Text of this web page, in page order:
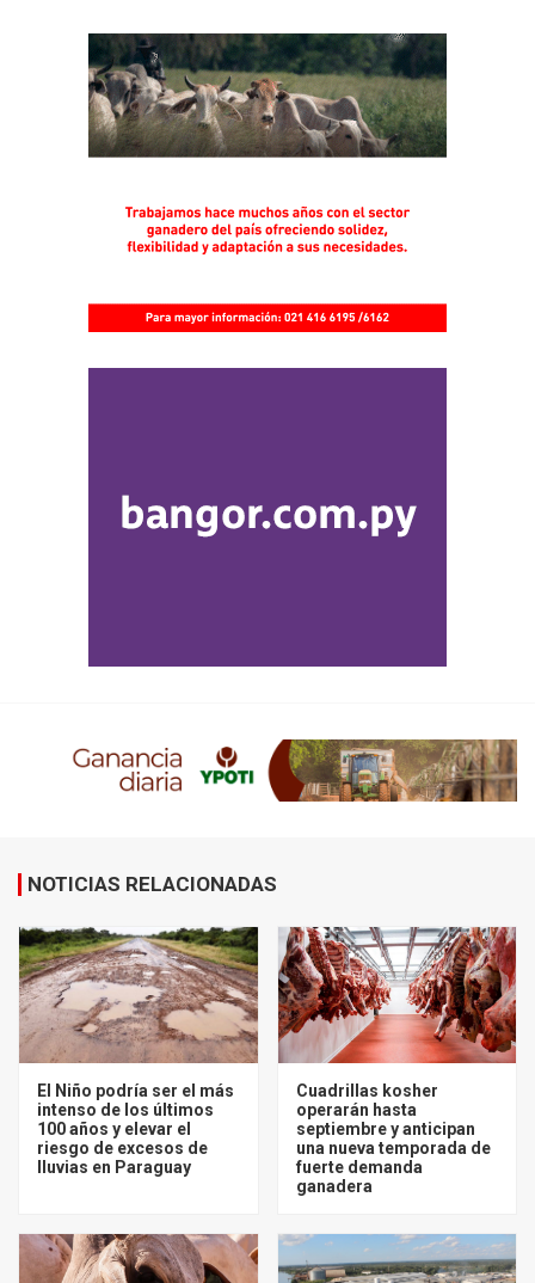
NOTICIAS RELACIONADAS
El Niño podría ser el más
intenso de los últimos
100 años y elevar el
riesgo de excesos de
lluvias en Paraguay
Cuadrillas kosher
operarán hasta
septiembre y anticipan
una nueva temporada de
fuerte demanda
ganadera